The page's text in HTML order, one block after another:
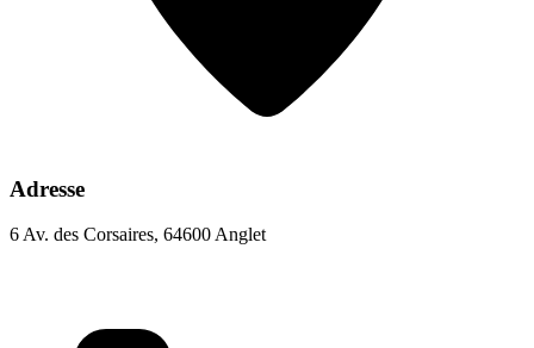
Adresse
6 Av. des Corsaires, 64600 Anglet